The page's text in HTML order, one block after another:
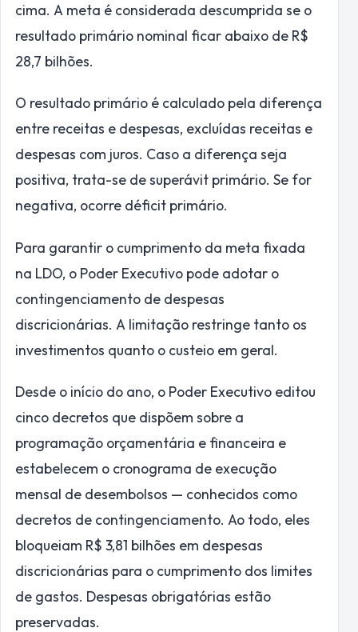
cima. A meta é considerada descumprida se o
resultado primário nominal ficar abaixo de R$
28,7 bilhões.
O resultado primário é calculado pela diferença
entre receitas e despesas, excluídas receitas e
despesas com juros. Caso a diferença seja
positiva, trata-se de superávit primário. Se for
negativa, ocorre déficit primário.
Para garantir o cumprimento da meta fixada
na LDO, o Poder Executivo pode adotar o
contingenciamento de despesas
discricionárias. A limitação restringe tanto os
investimentos quanto o custeio em geral.
Desde o início do ano, o Poder Executivo editou
cinco decretos que dispõem sobre a
programação orçamentária e financeira e
estabelecem o cronograma de execução
mensal de desembolsos — conhecidos como
decretos de contingenciamento. Ao todo, eles
bloqueiam R$ 3,81 bilhões em despesas
discricionárias para o cumprimento dos limites
de gastos. Despesas obrigatórias estão
preservadas.